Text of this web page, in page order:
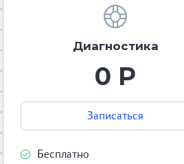
Диагностика
0 Р
Записаться
Бесплатно